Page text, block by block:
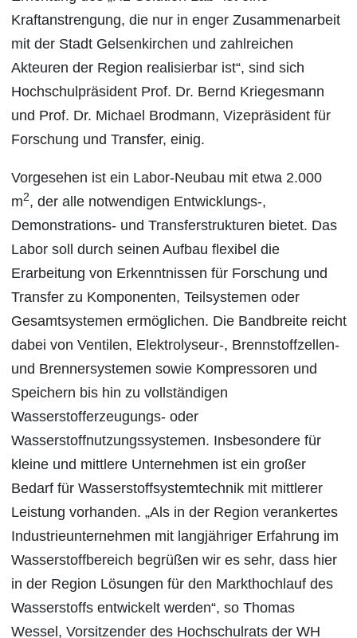
Kraftanstrengung, die nur in enger Zusammenarbeit
mit der Stadt Gelsenkirchen und zahlreichen
Akteuren der Region realisierbar ist“, sind sich
Hochschulpräsident Prof. Dr. Bernd Kriegesmann
und Prof. Dr. Michael Brodmann, Vizepräsident für
Forschung und Transfer, einig.
Vorgesehen ist ein Labor-Neubau mit etwa 2.000
m2, der alle notwendigen Entwicklungs-,
Demonstrations- und Transferstrukturen bietet. Das
Labor soll durch seinen Aufbau flexibel die
Erarbeitung von Erkenntnissen für Forschung und
Transfer zu Komponenten, Teilsystemen oder
Gesamtsystemen ermöglichen. Die Bandbreite reicht
dabei von Ventilen, Elektrolyseur-, Brennstoffzellen-
und Brennersystemen sowie Kompressoren und
Speichern bis hin zu vollständigen
Wasserstofferzeugungs- oder
Wasserstoffnutzungssystemen. Insbesondere für
kleine und mittlere Unternehmen ist ein großer
Bedarf für Wasserstoffsystemtechnik mit mittlerer
Leistung vorhanden. „Als in der Region verankertes
Industrieunternehmen mit langjähriger Erfahrung im
Wasserstoffbereich begrüßen wir es sehr, dass hier
in der Region Lösungen für den Markthochlauf des
Wasserstoffs entwickelt werden“, so Thomas
Wessel, Vorsitzender des Hochschulrats der WH